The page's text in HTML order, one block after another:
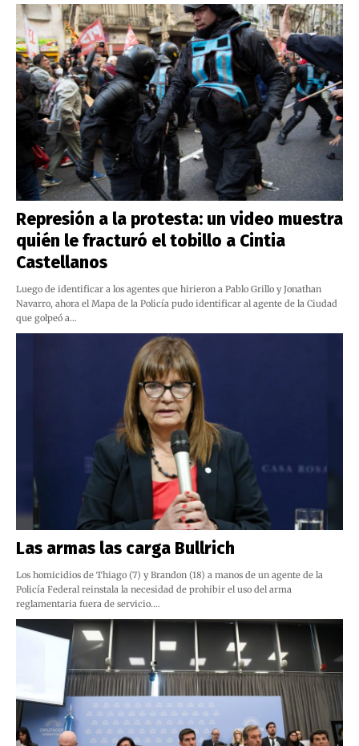
Represión a la protesta: un video muestra
quién le fracturó el tobillo a Cintia
Castellanos
Luego de identificar a los agentes que hirieron a Pablo Grillo y Jonathan
Navarro, ahora el Mapa de la Policía pudo identificar al agente de la Ciudad
que golpeó a…
Las armas las carga Bullrich
Los homicidios de Thiago (7) y Brandon (18) a manos de un agente de la
Policía Federal reinstala la necesidad de prohibir el uso del arma
reglamentaria fuera de servicio.…